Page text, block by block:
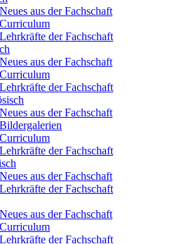
Neues aus der Fachschaft
Curriculum
Lehrkräfte der Fachschaft
Neues aus der Fachschaft
Curriculum
Lehrkräfte der Fachschaft
Neues aus der Fachschaft
Bildergalerien
Curriculum
Lehrkräfte der Fachschaft
Neues aus der Fachschaft
Lehrkräfte der Fachschaft
Neues aus der Fachschaft
Curriculum
Lehrkräfte der Fachschaft